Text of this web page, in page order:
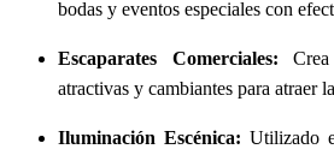
bodas y eventos especiales con
Escaparates Comerciales: Crea
atractivas y cambiantes para atraer
Iluminación Escénica: Utilizado